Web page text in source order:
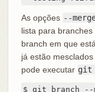
As opções --
lista para
branch em que
já estão
pode executar git
$ git branch --